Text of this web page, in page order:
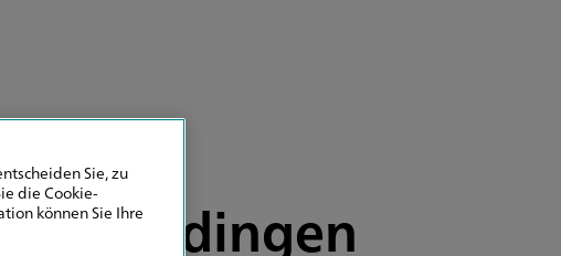
Sie, zu
die Cookie-
können Sie Ihre